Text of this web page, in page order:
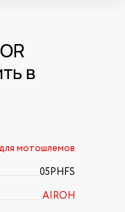
в
мотошлемов
05PHFS
AIROH